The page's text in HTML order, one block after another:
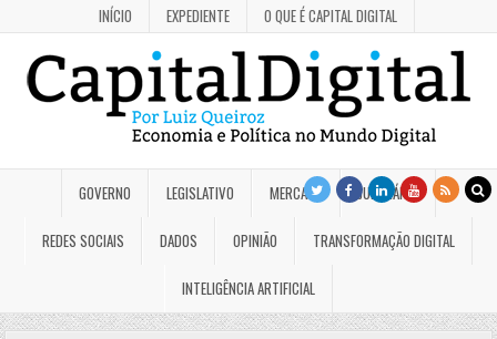
INÍCIO EXPEDIENTE O QUE É CAPITAL DIGITAL
GOVERNO LEGISLATIVO MERCADO JUDICIÁRIO
REDES SOCIAIS DADOS OPINIÃO TRANSFORMAÇÃO DIGITAL
INTELIGÊNCIA ARTIFICIAL